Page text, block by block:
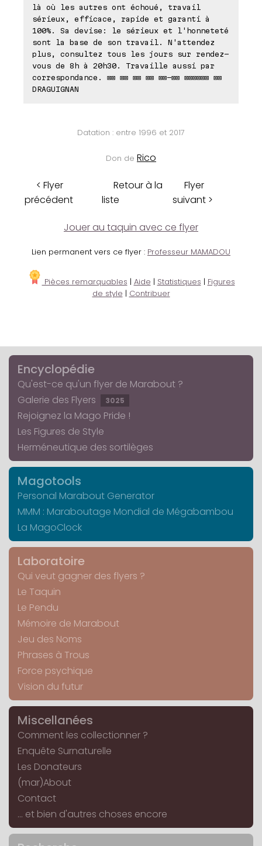
là où les autres ont échoué, travail
sérieux, efficace, rapide et garanti à
100%. Sa devise: le sérieux et l'honneteté
sont la base de son travail. N'attendez
plus, consultez tous les jours sur rendez-
vous de 8h à 20h30. Travaille aussi par
correspondance. ⊠⊠ ⊠⊠ ⊠⊠ ⊠⊠ ⊠⊠-⊠⊠ ⊠⊠⊠⊠⊠⊠ ⊠⊠
DRAGUIGNAN
Datation : entre 1996 et 2017
Don de Rico
< Flyer
précédent
Retour à la
liste
Flyer
suivant >
Jouer au taquin avec ce flyer
Lien permanent vers ce flyer : Professeur MAMADOU
Pièces remarquables | Aide | Statistiques | Figures
de style | Contribuer
Encyclopédie
Qu'est-ce qu'un flyer de Marabout ?
Galerie des Flyers
3025
Rejoignez la Mago Pride !
Les Figures de Style
Herméneutique des sortilèges
Magotools
Personal Marabout Generator
MMM : Maraboutage Mondial de Mégabambou
La MagoClock
Laboratoire
Qui veut gagner des flyers ?
Le Taquin
Le Pendu
Mémoire de Marabout
Jeu des Noms
Phrases à Trous
Force psychique
Vision du futur
Miscellanées
Comment les collectionner ?
Enquête Surnaturelle
Les Donateurs
(mar)About
Contact
... et bien d'autres choses encore